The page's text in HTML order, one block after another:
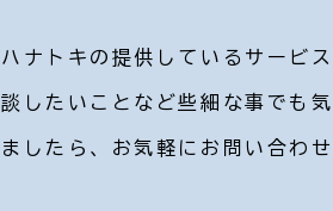
ハナトキの提供しているサービ
談したいことなど些細な事でも
ましたら、お気軽にお問い合わせ
ハナトキのサービスを利用しよ
けて、お問い合わせから利用開
詳しく紹介しています。
ハナトキまでの道順、施設概要
します。利用者の皆様がリラッ
う、温かみのある雰囲気作りを
ことばの訓練や人との関わりで
を身につけるセッションなどの
ージからご確認いただけます。
ハナトキについてご相談やご質
ら、お気軽にお問い合わせくだ